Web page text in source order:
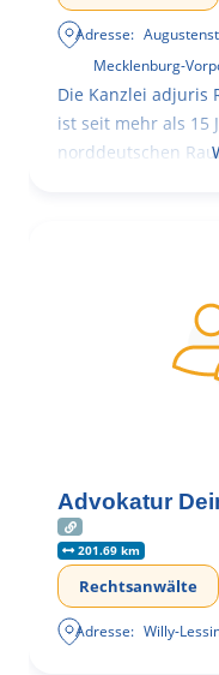
Adresse:
Mecklenburg-
Die Kanzlei adjuris
ist seit mehr als 15
norddeutschen
Advokatur
201.69 km
Rechtsanwälte
Adresse: Willy-